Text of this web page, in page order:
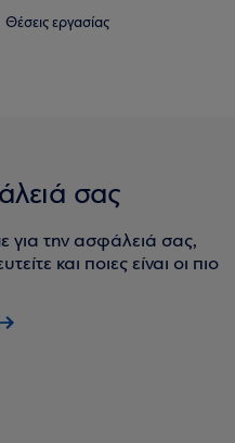
Θέσεις εργασίας
σας
για την ασφάλειά σας,
και ποιες είναι οι πιο